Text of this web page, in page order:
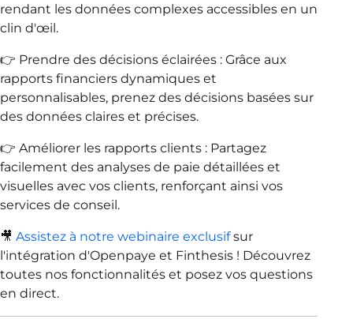
rendant les données complexes accessibles en un
clin d'œil.
👉 Prendre des décisions éclairées : Grâce aux
rapports financiers dynamiques et
personnalisables, prenez des décisions basées sur
des données claires et précises.
👉 Améliorer les rapports clients : Partagez
facilement des analyses de paie détaillées et
visuelles avec vos clients, renforçant ainsi vos
services de conseil.
🎥 Assistez à notre webinaire exclusifsur
l'intégration d'Openpaye et Finthesis ! Découvrez
toutes nos fonctionnalités et posez vos questions
en direct.